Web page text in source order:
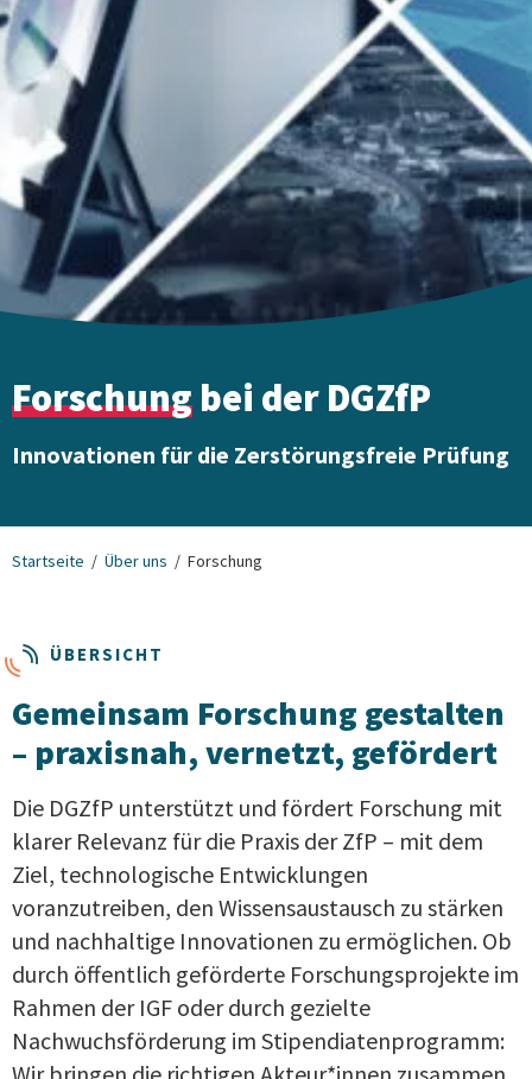
Forschung bei der DGZfP
Innovationen für die Zerstörungsfreie Prüfung
Startseite Über uns Forschung
ÜBERSICHT
Gemeinsam Forschung gestalten
– praxisnah, vernetzt, gefördert
Die DGZfP unterstützt und fördert Forschung mit
klarer Relevanz für die Praxis der ZfP – mit dem
Ziel, technologische Entwicklungen
voranzutreiben, den Wissensaustausch zu stärken
und nachhaltige Innovationen zu ermöglichen. Ob
durch öffentlich geförderte Forschungsprojekte im
Rahmen der IGF oder durch gezielte
Nachwuchsförderung im Stipendiatenprogramm:
Wir bringen die richtigen Akteur*innen zusammen